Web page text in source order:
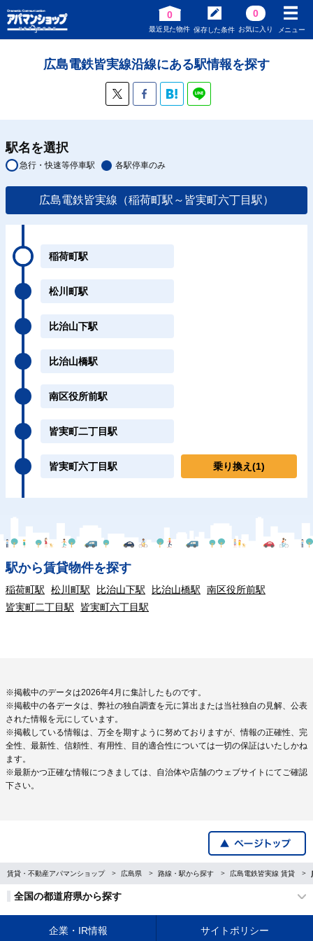
0
最近見た物件 保存した条件
0
お気に入り メニュー
広島電鉄皆実線沿線にある駅情報を探す
駅名を選択
急行・快速等停車駅 各駅停車のみ
広島電鉄皆実線（稲荷町駅～皆実町六丁目駅）
稲荷町駅
松川町駅
比治山下駅
比治山橋駅
南区役所前駅
皆実町二丁目駅
皆実町六丁目駅 乗り換え (1)
駅から賃貸物件を探す
稲荷町駅 松川町駅 比治山下駅 比治山橋駅
南区役所前駅
皆実町二丁目駅
皆実町六丁目駅
※掲載中のデータは2026年4月に集計したものです。
※掲載中の各データは、弊社の独自調査を元に算出または当社独自の見解、公表
された情報を元にしています。
※掲載している情報は、万全を期すように努めておりますが、情報の正確性、完
全性、最新性、信頼性、有用性、目的適合性については一切の保証はいたしかね
ます。
※最新かつ正確な情報につきましては、自治体や店舗のウェブサイトにてご確認
下さい。
賃貸・不動産アパマンショップ 広島県 路線・駅から探す 広島電鉄皆実線 賃貸
全国の都道府県から探す
企業・IR情報 サイトポリシー